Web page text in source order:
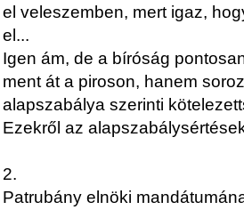
el veleszemben, mert igaz,
el...
Igen ám, de a bíróság
ment át a piroson, hanem
alapszabálya szerinti
Ezekről az
2.
Patrubány elnöki